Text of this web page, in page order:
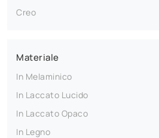
Creo
Materiale
In Melaminico
In Laccato Lucido
In Laccato Opaco
In Legno